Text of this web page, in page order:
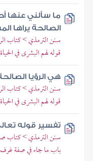
ما سألني عنها
الصالحة يراها
سنن الترمذي > كتاب
قوله لهم البشرى في
هي الرؤيا
سنن الترمذي > كتاب
قوله لهم البشرى في
تفسير قوله
سنن الترمذي > كتاب
باب ما جاء في صفة غرف